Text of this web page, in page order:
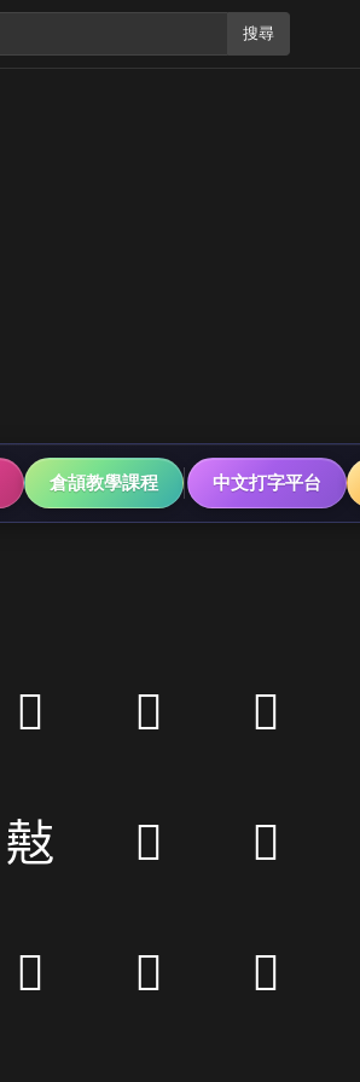
搜尋
倉頡教學課程 中文打字平台
𩱿 𪁠 𪑁
𢿣 𧖵 𧇔
𣞬 𣏋 𢿪